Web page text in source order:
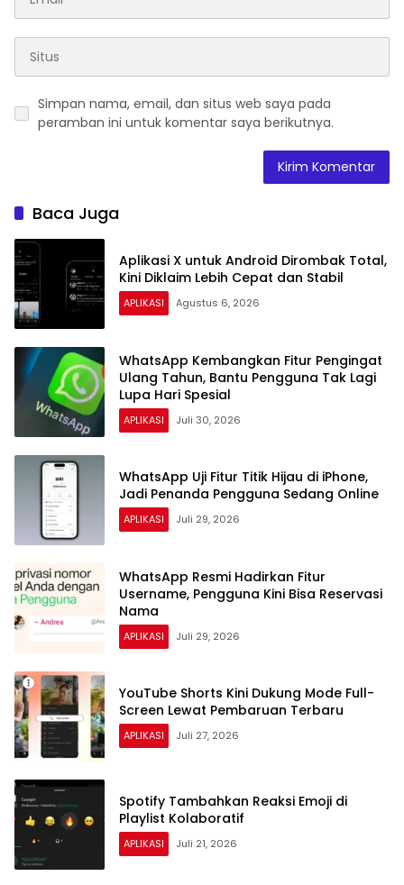
Simpan nama, email, dan situs web saya pada
peramban ini untuk komentar saya berikutnya.
Baca Juga
Aplikasi X untuk Android Dirombak Total,
Kini Diklaim Lebih Cepat dan Stabil
APLIKASI Agustus 6, 2026
WhatsApp Kembangkan Fitur Pengingat
Ulang Tahun, Bantu Pengguna Tak Lagi
Lupa Hari Spesial
APLIKASI Juli 30, 2026
WhatsApp Uji Fitur Titik Hijau di iPhone,
Jadi Penanda Pengguna Sedang Online
APLIKASI Juli 29, 2026
WhatsApp Resmi Hadirkan Fitur
Username, Pengguna Kini Bisa Reservasi
Nama
APLIKASI Juli 29, 2026
YouTube Shorts Kini Dukung Mode Full-
Screen Lewat Pembaruan Terbaru
APLIKASI Juli 27, 2026
Spotify Tambahkan Reaksi Emoji di
Playlist Kolaboratif
APLIKASI Juli 21, 2026